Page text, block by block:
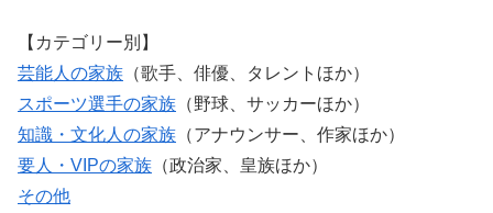
【カテゴリー別】
芸能人の家族 （歌手、俳優、タレントほか）
スポーツ選手の家族 （野球、サッカーほか）
知識・文化人の家族 （アナウンサー、作家ほか）
要人・VIPの家族 （政治家、皇族ほか）
その他